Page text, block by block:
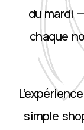
du mardi
chaque
simple